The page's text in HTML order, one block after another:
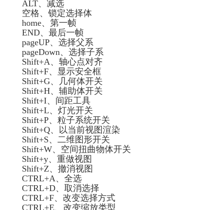
ALT、减选
空格、锁定选择体
home、第一帧
END、最后一帧
pageUP、选择父系
pageDown、选择子系
Shift+A、轴心点对齐
Shift+F、显示安全框
Shift+G、几何体开关
Shift+H、辅助体开关
Shift+I、间距工具
Shift+L、灯光开关
Shift+P、粒子系统开关
Shift+Q、以当前视图渲染
Shift+S、二维图形开关
Shift+W、空间扭曲物体开关
Shift+y、重做视图
Shift+Z、撤消视图
CTRL+A、全选
CTRL+D、取消选择
CTRL+F、改变选择方式
CTRL+E、改变缩放类型